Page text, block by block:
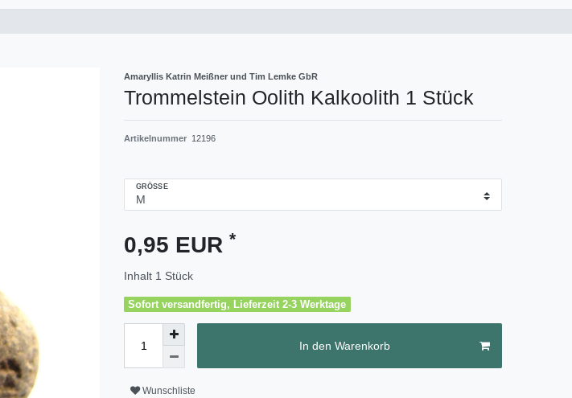
Amaryllis Katrin Meißner und Tim Lemke GbR
Trommelstein Oolith Kalkoolith 1 Stück
Artikelnummer 12196
GRÖSSE
0,95 EUR *
Inhalt 1 Stück
Sofort versandfertig, Lieferzeit 2-3 Werktage
In den Warenkorb
Wunschliste